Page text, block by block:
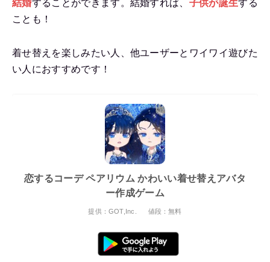
結婚することができます。結婚すれば、 子供が誕生する
ことも！
着せ替えを楽しみたい人、他ユーザーとワイワイ遊びた
い人におすすめです！
恋するコーデ ペアリウム かわいい着せ替えアバタ
ー作成ゲーム
提供：GOT,Inc. 値段：無料